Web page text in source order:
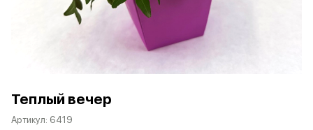
Теплый вечер
Артикул: 6419